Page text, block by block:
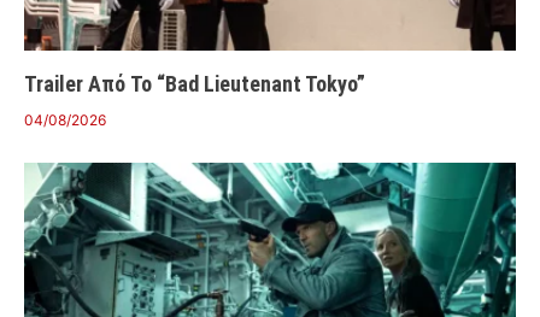
Trailer Από Το “Bad Lieutenant Tokyo”
04/08/2026